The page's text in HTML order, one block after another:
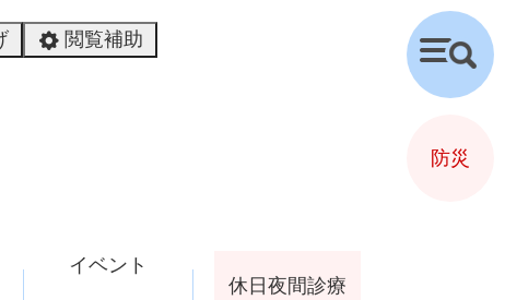
閲覧補助
イベント
休日夜間診療
検
索
防災